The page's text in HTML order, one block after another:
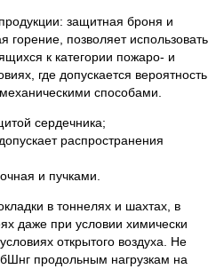
защитная броня и
позволяет использовать
к категории пожаро- и
где допускается вероятность
способами.
сердечника;
распространения
и пучками.
в тоннелях и шахтах, в
даже при условии химически
открытого воздуха. Не
продольным нагрузкам на